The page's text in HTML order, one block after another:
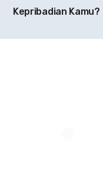
Kepribadian Kamu?